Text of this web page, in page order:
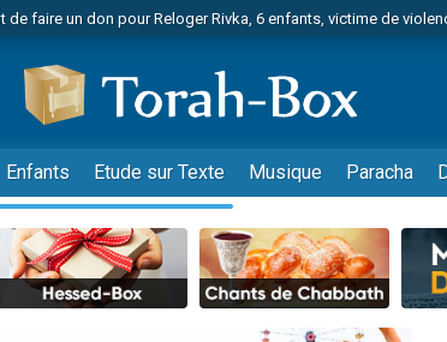
de faire un don pour 1 Journée de Vacances Pour les Enfants
nous rejoindre sur WhatsApp
étudier en groupe sur Zoom
de faire un don pour Diane, 80 ans, dans un appartement
nous rejoindre sur WhatsApp
rejoindre sur WhatsApp
de faire un don pour 5 jours de vacances aux Orphelins
Enfants Etude sur Texte Musique Paracha